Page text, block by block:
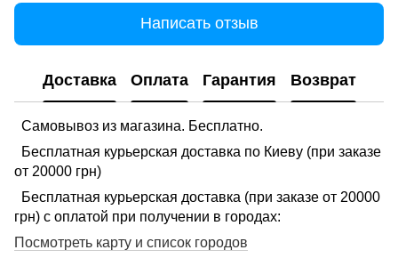
Написать отзыв
Доставка Оплата Гарантия Возврат
Самовывоз из магазина. Бесплатно.
Бесплатная курьерская доставка по Киеву (при заказе
от 20000 грн)
Бесплатная курьерская доставка (при заказе от 20000
грн) с оплатой при получении в городах:
Посмотреть карту и список городов